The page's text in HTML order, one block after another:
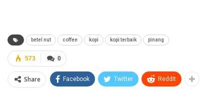
betel nut coffee kopi kopi terbaik pinang
0
573
Share Facebook Twitter ReddIt